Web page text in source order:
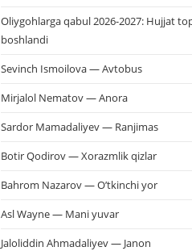
Oliygohlarga qabul 2026-2027: Hujjat
boshlandi
Sevinch Ismoilova — Avtobus
Mirjalol Nematov — Anora
Sardor Mamadaliyev — Ranjimas
Botir Qodirov — Xorazmlik qizlar
Bahrom Nazarov — O’tkinchi yor
Asl Wayne — Mani yuvar
Jaloliddin Ahmadaliyev — Janon